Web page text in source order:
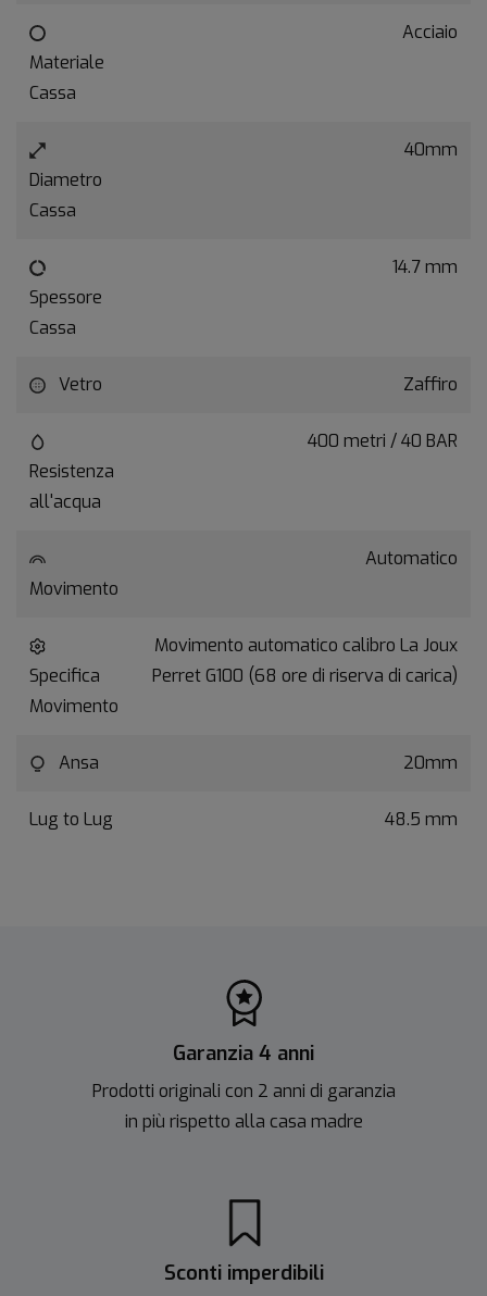
Materiale
Cassa
Acciaio
Diametro
Cassa
40mm
Spessore
Cassa
14.7 mm
Vetro Zaffiro
Resistenza
all'acqua
400 metri / 40 BAR
Movimento
Automatico
Specifica
Movimento
Movimento automatico calibro La Joux
Perret G100 (68 ore di riserva di carica)
Ansa 20mm
Lug to Lug 48.5 mm
Garanzia 4 anni
Prodotti originali con 2 anni di garanzia
in più rispetto alla casa madre
Sconti imperdibili